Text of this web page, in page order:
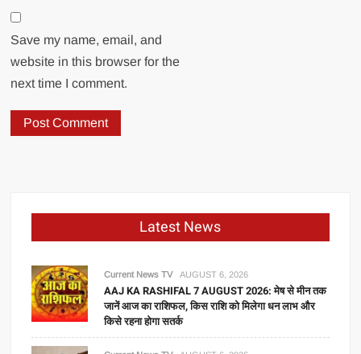
Save my name, email, and
website in this browser for the
next time I comment.
Latest News
Current News TV AUGUST 6, 2026
AAJ KA RASHIFAL 7 AUGUST 2026: मेष से मीन तक
जानें आज का राशिफल, किस राशि को मिलेगा धन लाभ और
किसे रहना होगा सतर्क